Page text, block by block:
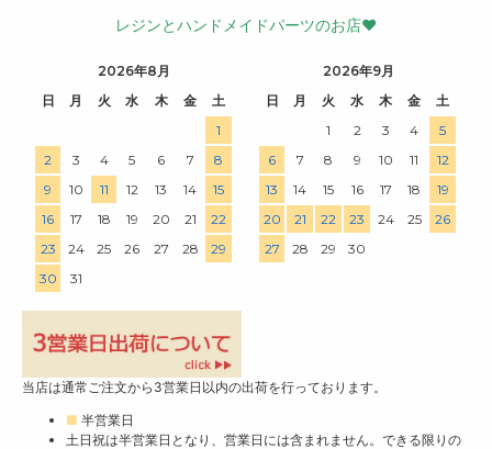
レジンとハンドメイドパーツのお店♥
2026年8月
日
月 火 水 木 金
土
1
2
3 4 5 6 7
8
9
10 11 12 13 14
15
16
17 18 19 20 21
22
23
24 25 26 27 28
29
30
31
2026年9月
日
月 火 水 木 金
土
1
2 3 4
5
6
7 8 9 10 11
12
13
14 15 16 17 18
19
20
21 22 23 24 25
26
27
28 29 30
当店は通常ご注文から3営業日以内の出荷を行っております。
■ 半営業日
土日祝は半営業日となり、営業日には含まれません。できる限りの